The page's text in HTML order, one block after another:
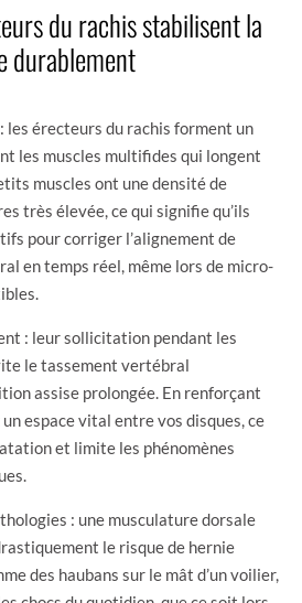
du rachis stabilisent la
durablement
érecteurs du rachis forment un
les muscles multifides qui longent
muscles ont une densité de
très élevée, ce qui signifie qu’ils
pour corriger l’alignement de
en temps réel, même lors de micro-
: leur sollicitation pendant les
le tassement vertébral
assise prolongée. En renforçant
espace vital entre vos disques, ce
et limite les phénomènes
: une musculature dorsale
le risque de hernie
des haubans sur le mât d’un voilier,